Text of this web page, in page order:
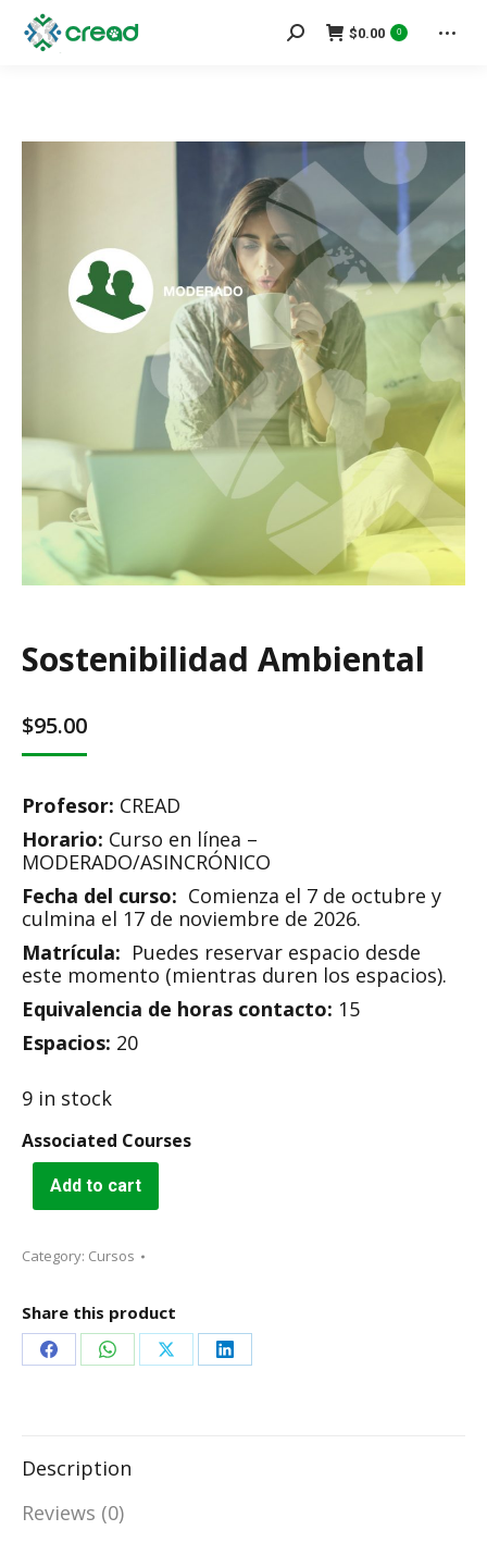
Search:$0.00 0
Sostenibilidad Ambiental
$95.00
Profesor: CREAD
Horario: Curso en línea –
MODERADO/ASINCRÓNICO
Fecha del curso: Comienza el 7 de octubre y
culmina el 17 de noviembre de 2026.
Matrícula: Puedes reservar espacio desde
este momento (mientras duren los espacios).
Equivalencia de horas contacto: 15
Espacios: 20
9 in stock
Associated Courses
Add to cart
Category: Cursos
Share this product
Share Share Share Share
Description
Reviews (0)